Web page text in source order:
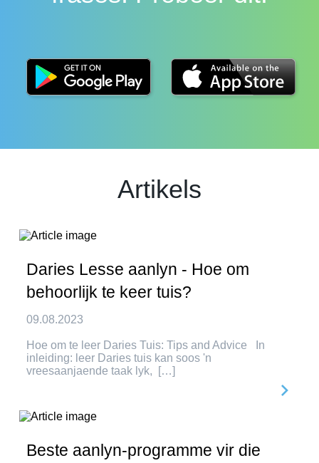
Artikels
Daries Lesse aanlyn - Hoe om
behoorlijk te keer tuis?
09.08.2023
Hoe om te leer Daries Tuis: Tips and Advice In
inleiding: leer Daries tuis kan soos 'n
vreesaanjaende taak lyk, […]
Beste aanlyn-programme vir die